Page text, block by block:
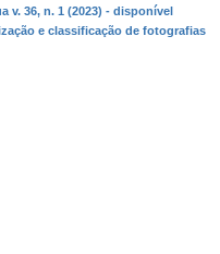
v. 36, n. 1 (2023) - disponível
e classificação de fotografias